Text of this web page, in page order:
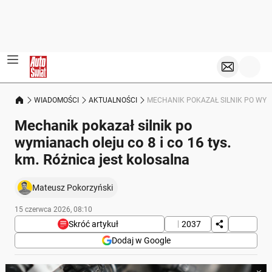
WIADOMOŚCI AKTUALNOŚCI MECHANIK POKAZAŁ SILNIK PO
Mechanik pokazał silnik po
wymianach oleju co 8 i co 16 tys.
km. Różnica jest kolosalna
Mateusz Pokorzyński
15 czerwca 2026, 08:10
Skróć artykuł
2037
Dodaj w Google